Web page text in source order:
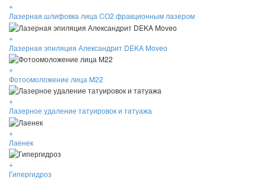
+
Лазерная шлифовка лица CO2 фракционным лазером
+
Лазерная эпиляция Александрит DEKA Moveo
+
Фотоомоложение лица M22
+
Лазерное удаление татуировок и татуажа
+
Лаенек
+
Гипергидроз